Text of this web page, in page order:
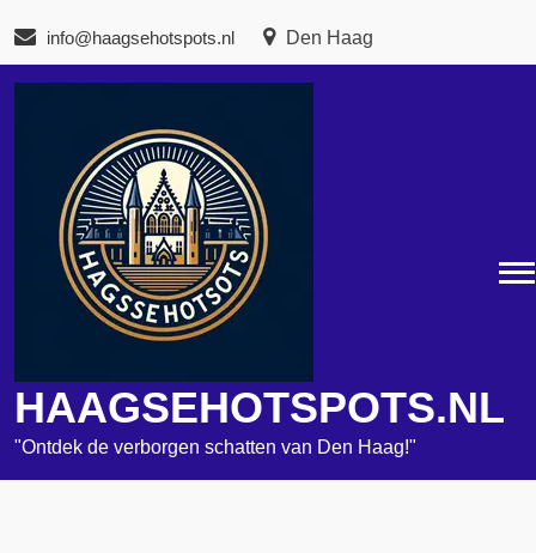
de
inhoud
info@haagsehotspots.nl Den Haag
HAAGSEHOTSPOTS.NL
"Ontdek de verborgen schatten van Den Haag!"